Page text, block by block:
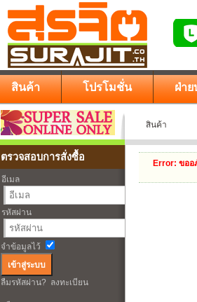
สินค้า โปรโมชั่น ฝ่าย
สินค้า
Error: ขอ
ตรวจสอบการสั่งซื้อ
อีเมล
รหัสผ่าน
จำข้อมูลไว้
ลืมรหัสผ่าน? ลงทะเบียน